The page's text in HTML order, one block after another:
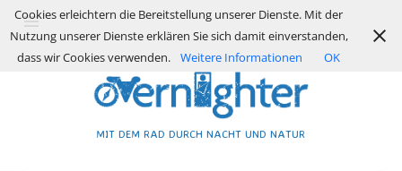
MIT DEM RAD DURCH NACHT UND NATUR
Cookies erleichtern die Bereitstellung unserer Dienste. Mit der
Nutzung unserer Dienste erklären Sie sich damit einverstanden,
dass wir Cookies verwenden.
Weitere Informationen OK